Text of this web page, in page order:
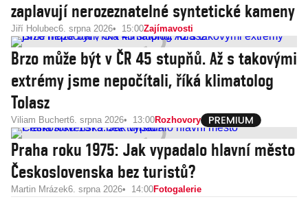
zaplavují nerozeznatelné syntetické kameny
Jiří Holubec6. srpna 2026 15:00Zajímavosti
Brzo může být v ČR 45 stupňů. Až s takovými
extrémy jsme nepočítali, říká klimatolog
Tolasz
Viliam Buchert6. srpna 2026 13:00Rozhovory
Praha roku 1975: Jak vypadalo hlavní město
Československa bez turistů?
Martin Mrázek6. srpna 2026 14:00Fotogalerie